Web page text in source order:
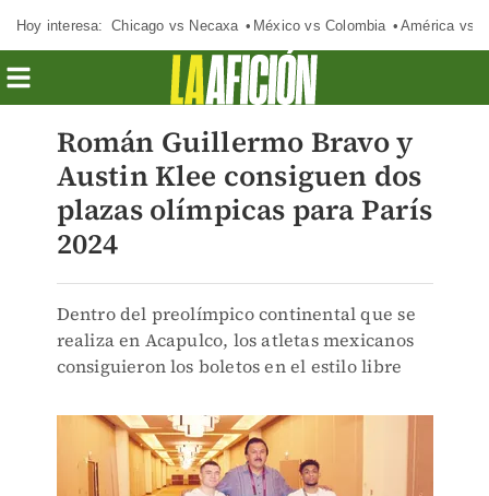
Hoy interesa: Chicago vs Necaxa México vs Colombia América vs
Román Guillermo Bravo y
Austin Klee consiguen dos
plazas olímpicas para París
2024
Dentro del preolímpico continental que se
realiza en Acapulco, los atletas mexicanos
consiguieron los boletos en el estilo libre